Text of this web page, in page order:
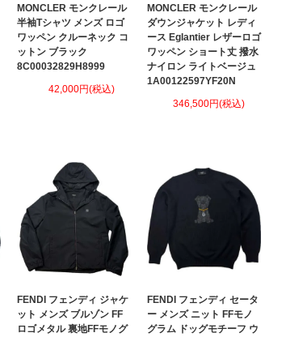
MONCLER モンクレール
半袖Tシャツ メンズ ロゴ
ワッペン クルーネック コ
ットン ブラック
8C00032829H8999
42,000円(税込)
MONCLER モンクレール
ダウンジャケット レディ
ース Eglantier レザーロゴ
ワッペン ショート丈 撥水
ナイロン ライトベージュ
1A00122597YF20N
346,500円(税込)
FENDI フェンディ ジャケ
ット メンズ ブルゾン FF
ロゴメタル 裏地FFモノグ
FENDI フェンディ セータ
ー メンズ ニット FFモノ
グラム ドッグモチーフ ウ